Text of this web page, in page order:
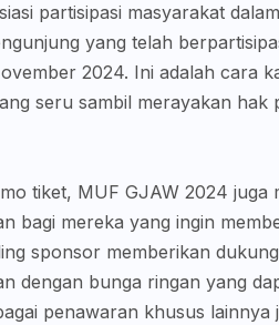
partisipasi masyarakat
yang telah
2024. Ini adalah cara
seru sambil merayakan hak
tiket, MUF GJAW 2024
bagi mereka yang ingin
sponsor memberikan
dengan bunga ringan yang
penawaran khusus lainnya